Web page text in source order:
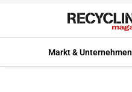
Markt & Unternehmen